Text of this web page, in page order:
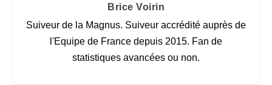
Brice Voirin
Suiveur de la Magnus. Suiveur accrédité auprès de
l'Equipe de France depuis 2015. Fan de
statistiques avancées ou non.